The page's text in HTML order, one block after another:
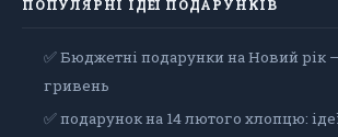
ПОПУЛЯРНІ ІДЕЇ ПОДАРУНКІВ
✅ Бюджетні подарунки на Новий рік
гривень
✅ подарунок на 14 лютого хлопцю: